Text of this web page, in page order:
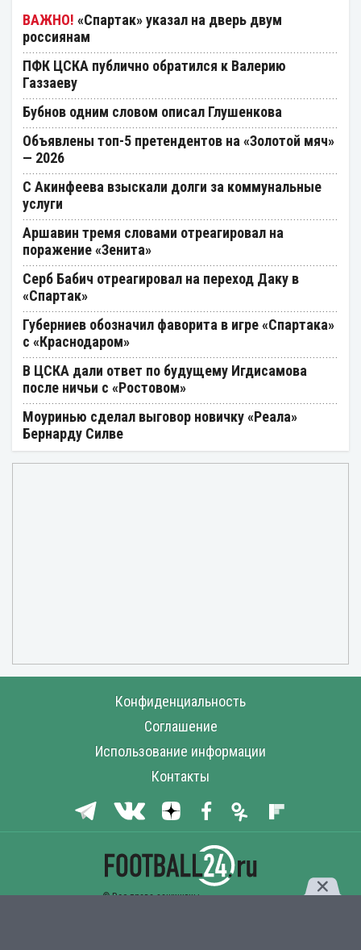
«Спартак» указал на дверь двум
россиянам
ПФК ЦСКА публично обратился к Валерию
Газзаеву
Бубнов одним словом описал Глушенкова
Объявлены топ-5 претендентов на «Золотой мяч»
— 2026
С Акинфеева взыскали долги за коммунальные
услуги
Аршавин тремя словами отреагировал на
поражение «Зенита»
Серб Бабич отреагировал на переход Даку в
«Спартак»
Губерниев обозначил фаворита в игре «Спартака»
с «Краснодаром»
В ЦСКА дали ответ по будущему Игдисамова
после ничьи с «Ростовом»
Моуринью сделал выговор новичку «Реала»
Бернарду Силве
Конфиденциальность
Соглашение
Использование информации
Контакты